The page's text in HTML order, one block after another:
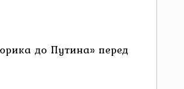
до Путина» перед